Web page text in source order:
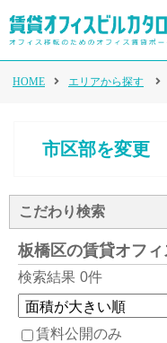
HOME エリアから探す
市区部を変更
こだわり検索
板橋区の賃貸オフ
検索結果 0件
賃料公開のみ